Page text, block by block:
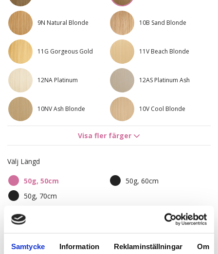
Samtycke Information Reklaminställningar Om
9N Natural Blonde 10B Sand Blonde
11G Gorgeous Gold 11V Beach Blonde
12NA Platinum 12AS Platinum Ash
10NV Ash Blonde 10V Cool Blonde
10AS Titanium Blonde 5RV Red Passion
8R Bright Red
8BG Golden Honey
7BN/10B Sandy Brown
10NV/10V Sensation
Visa fler färger
Välj Längd
50g, 50cm
50g, 60cm
50g, 70cm
1 850,00 kr